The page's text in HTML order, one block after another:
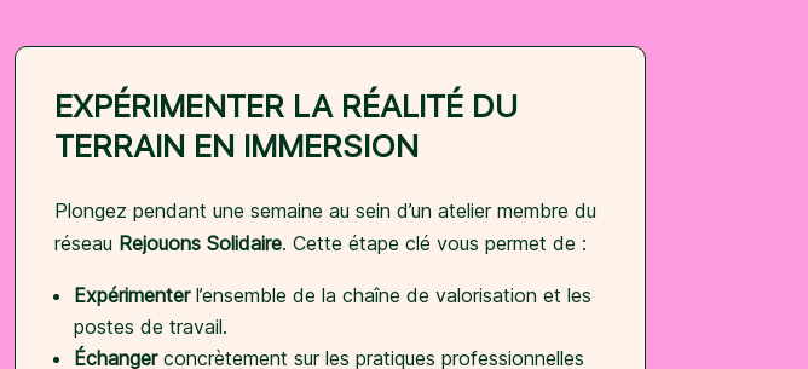
EXPÉRIMENTER LA RÉALITÉ DU
TERRAIN EN IMMERSION
Plongez pendant une semaine au sein d’un atelier membre du
réseau Rejouons Solidaire. Cette étape clé vous permet de :
Expérimenterl’ensemble de la chaîne de valorisation et les
postes de travail.
Échangerconcrètement sur les pratiques professionnelles